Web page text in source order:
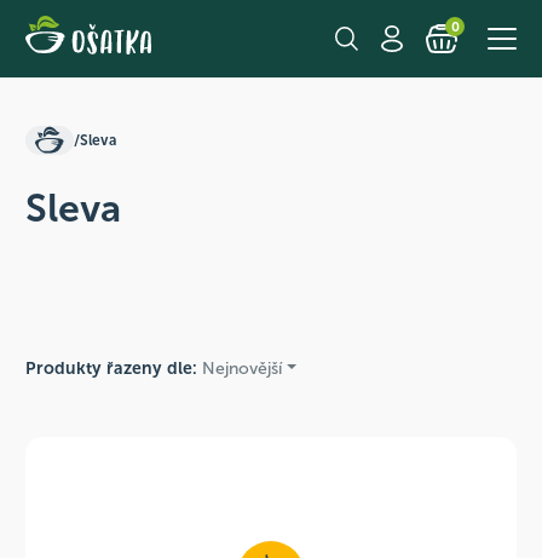
0
/Sleva
Sleva
Produkty řazeny dle: Nejnovější